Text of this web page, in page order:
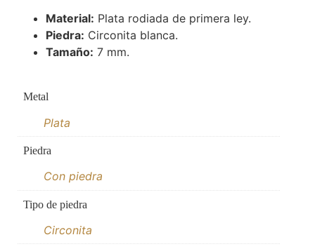
Material: Plata rodiada de primera ley.
Piedra: Circonita blanca.
Tamaño: 7 mm.
Metal
Plata
Piedra
Con piedra
Tipo de piedra
Circonita